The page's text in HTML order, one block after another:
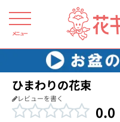
メニュー
花キューピット 結婚記念日
ひまわりの花束
レビューを書く
0.0